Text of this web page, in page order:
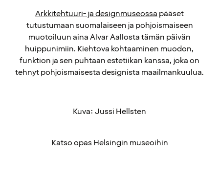
Arkkitehtuuri- ja designmuseossa pääset
tutustumaan suomalaiseen ja pohjoismaiseen
muotoiluun aina Alvar Aallosta tämän päivän
huippunimiin. Kiehtova kohtaaminen muodon,
funktion ja sen puhtaan estetiikan kanssa, joka on
tehnyt pohjoismaisesta designista maailmankuulua.
Kuva: Jussi Hellsten
Katso opas Helsingin museoihin